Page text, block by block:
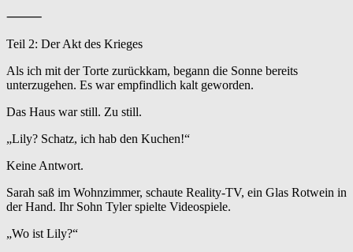
⸻
Teil 2: Der Akt des Krieges
Als ich mit der Torte zurückkam, begann die Sonne bereits
unterzugehen. Es war empfindlich kalt geworden.
Das Haus war still. Zu still.
„Lily? Schatz, ich hab den Kuchen!“
Keine Antwort.
Sarah saß im Wohnzimmer, schaute Reality-TV, ein Glas Rotwein in
der Hand. Ihr Sohn Tyler spielte Videospiele.
„Wo ist Lily?“